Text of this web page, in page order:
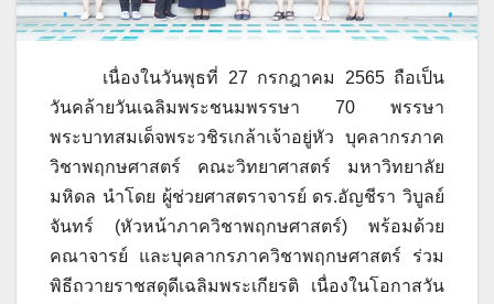
เนื่องในวันพุธที่ 27 กรกฎาคม 2565 ถือเป็น
วันคล้ายวันเฉลิมพระชนมพรรษา 70 พรรษา
พระบาทสมเด็จพระวชิรเกล้าเจ้าอยู่หัว บุคลากรภาค
วิชาพฤกษศาสตร์ คณะวิทยาศาสตร์ มหาวิทยาลัย
มหิดล นำโดย ผู้ช่วยศาสตราจารย์ ดร.อัญชีรา วิบูลย์
จันทร์ (หัวหน้าภาควิชาพฤกษศาสตร์) พร้อมด้วย
คณาจารย์ และบุคลากรภาควิชาพฤกษศาสตร์ ร่วม
พิธีถวายราชสดุดีเฉลิมพระเกียรติ เนื่องในโอกาสวัน